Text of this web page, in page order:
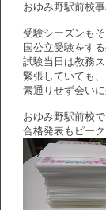
おゆみ野駅前校事
受験シーズンも
国公立受験をす
試験当日は教務
緊張していても
素通りせず会い
おゆみ野駅前校
合格発表もピー